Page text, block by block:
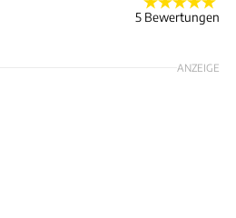
5 Bewertungen
ANZEIGE